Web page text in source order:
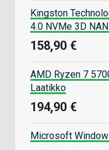
Kingston
4.0 NVMe 3D
158,90 €
AMD Ryzen 7
Laatikko
194,90 €
Microsoft